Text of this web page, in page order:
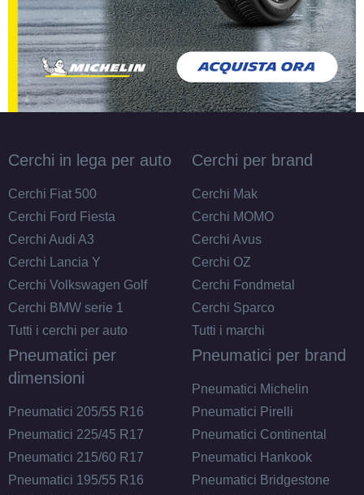
Cerchi in lega per auto
Cerchi Fiat 500
Cerchi Ford Fiesta
Cerchi Audi A3
Cerchi Lancia Y
Cerchi Volkswagen Golf
Cerchi BMW serie 1
Tutti i cerchi per auto
Cerchi per brand
Cerchi Mak
Cerchi MOMO
Cerchi Avus
Cerchi OZ
Cerchi Fondmetal
Cerchi Sparco
Tutti i marchi
Pneumatici per
dimensioni
Pneumatici 205/55 R16
Pneumatici 225/45 R17
Pneumatici 215/60 R17
Pneumatici 195/55 R16
Pneumatici per brand
Pneumatici Michelin
Pneumatici Pirelli
Pneumatici Continental
Pneumatici Hankook
Pneumatici Bridgestone